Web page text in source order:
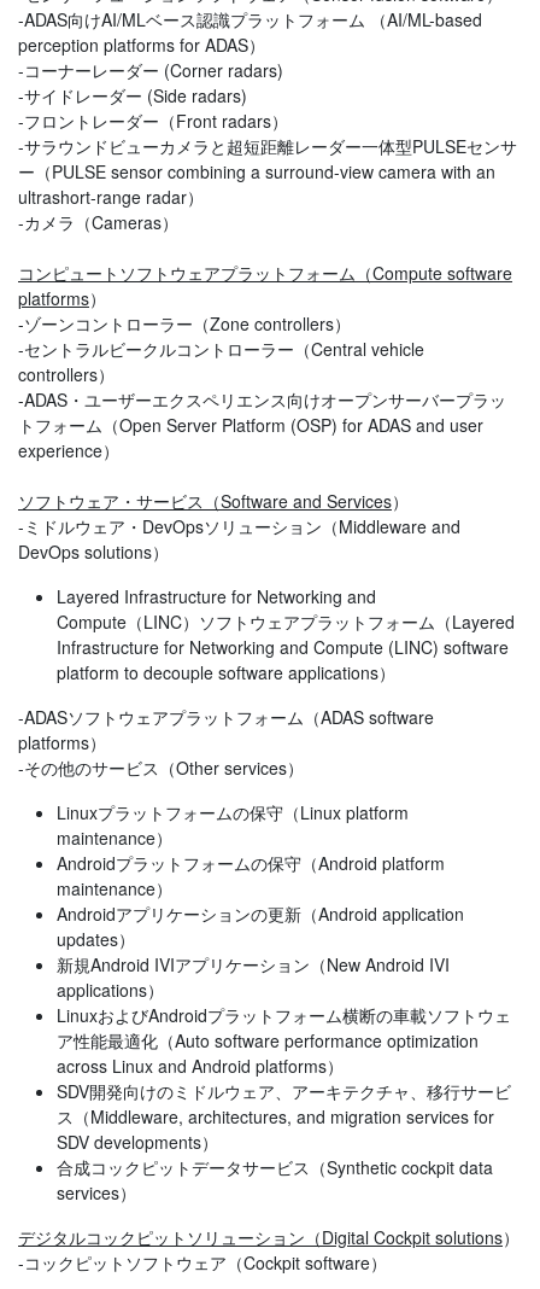
-ADAS向けAI/MLベース認識プラットフォーム （AI/ML-based
perception platforms for ADAS）
-コーナーレーダー (Corner radars)
-サイドレーダー (Side radars)
-フロントレーダー（Front radars）
-サラウンドビューカメラと超短距離レーダー一体型PULSEセンサ
ー（PULSE sensor combining a surround-view camera with an
ultrashort-range radar）
-カメラ（Cameras）
コンピュートソフトウェアプラットフォーム（Compute software
platforms）
-ゾーンコントローラー（Zone controllers）
-セントラルビークルコントローラー（Central vehicle
controllers）
-ADAS・ユーザーエクスペリエンス向けオープンサーバープラッ
トフォーム（Open Server Platform (OSP) for ADAS and user
experience）
ソフトウェア・サービス（Software and Services）
-ミドルウェア・DevOpsソリューション（Middleware and
DevOps solutions）
Layered Infrastructure for Networking and
Compute（LINC）ソフトウェアプラットフォーム（Layered
Infrastructure for Networking and Compute (LINC) software
platform to decouple software applications）
-ADASソフトウェアプラットフォーム（ADAS software
platforms）
-その他のサービス（Other services）
Linuxプラットフォームの保守（Linux platform
maintenance）
Androidプラットフォームの保守（Android platform
maintenance）
Androidアプリケーションの更新（Android application
updates）
新規Android IVIアプリケーション（New Android IVI
applications）
LinuxおよびAndroidプラットフォーム横断の車載ソフトウェ
ア性能最適化（Auto software performance optimization
across Linux and Android platforms）
SDV開発向けのミドルウェア、アーキテクチャ、移行サービ
ス（Middleware, architectures, and migration services for
SDV developments）
合成コックピットデータサービス（Synthetic cockpit data
services）
デジタルコックピットソリューション（Digital Cockpit solutions）
-コックピットソフトウェア（Cockpit software）